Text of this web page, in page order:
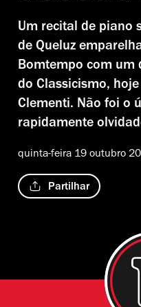
Um recital de piano
de Queluz
Bomtempo com um
do Classicismo,
Clementi. Não foi o
rapidamente
quinta-feira 19 outubro
Partilhar